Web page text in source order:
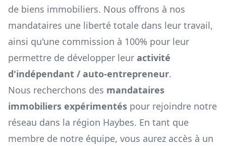
de biens immobiliers. Nous offrons à nos
mandataires une liberté totale dans leur travail,
ainsi qu'une commission à 100% pour leur
permettre de développer leur activité
d'indépendant / auto-entrepreneur.
Nous recherchons des mandataires
immobiliers expérimentés pour rejoindre notre
réseau dans la région Haybes. En tant que
membre de notre équipe, vous aurez accès à un